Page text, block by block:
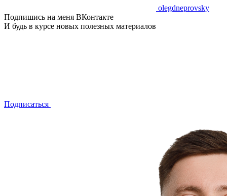
olegdneprovsky
Подпишись на меня ВКонтакте
И будь в курсе новых полезных материалов
Подписаться